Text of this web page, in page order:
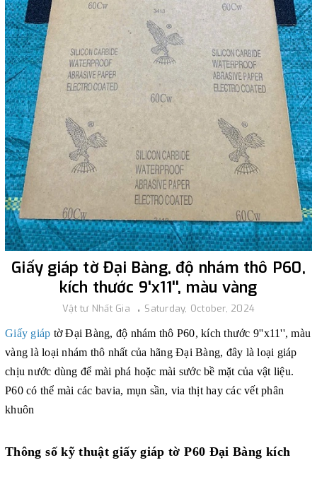
Giấy giáp tờ Đại Bàng, độ nhám thô P60,
kích thước 9'x11'', màu vàng
Vật tư Nhất Gia Saturday, October, 2024
Giấy giáp tờ Đại Bàng, độ nhám thô P60, kích thước 9''x11'', màu
vàng là loại nhám thô nhất của hãng Đại Bàng, đây là loại giáp
chịu nước dùng để mài phá hoặc mài sước bề mặt của vật liệu.
P60 có thể mài các bavia, mụn sần, via thịt hay các vết phân
khuôn
Thông số kỹ thuậtgiấy giáp tờ P60 Đại Bàng kích